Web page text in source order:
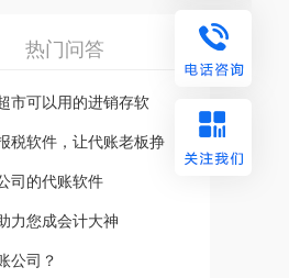
热门问答
市可以用的进销存软
税软件，让代账老板挣
司的代账软件
力您成会计大神
公司？